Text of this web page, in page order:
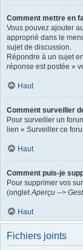
Comment mettre en
Vous pouvez ajouter
approprié dans le
sujet de discussion.
Répondre à un sujet
réponse est postée »
Haut
Comment surveiller
Pour surveiller un
lien « Surveiller ce
Haut
Comment puis-je
Pour supprimer vos
(ongletAperçu -->
Haut
Fichiers joints